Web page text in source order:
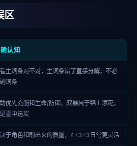
区
认知
主词条对不对，主词条错了直接分解，不必
词条
优先充能和生命/防御，双暴属于锦上添花，
雪中送炭
于角色和刷出来的质量，4+3+3日常更灵活